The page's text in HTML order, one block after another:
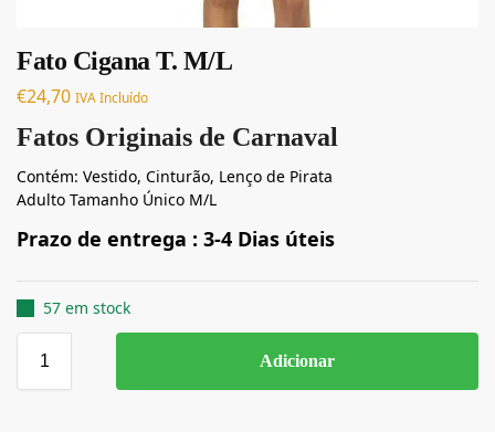
Fato Cigana T. M/L
€24,70 IVA Incluído
Fatos Originais de Carnaval
Contém: Vestido, Cinturão, Lenço de Pirata
Adulto Tamanho Único M/L
Prazo de entrega : 3-4 Dias úteis
57 em stock
Adicionar